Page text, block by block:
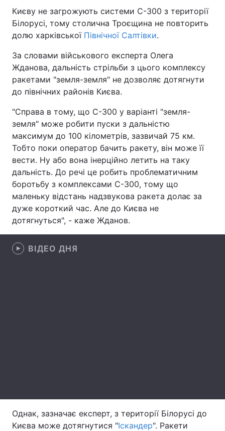
Економіка
Спорт Наука
Техно і зв'язок Лайт
Зброя Інциденти
Здоров'я Туризм
Цікавинки Погода
Екологія Регіони
Лонгріди
Відео з Youtube Статті
Інтерв'ю Думки
Архів
Тема оформлення
Києву не загрожують системи С-300 з території
Білорусі, тому столична Троєщина не повторить
долю харківської Північної Салтівки.
За словами військового експерта Олега
Жданова, дальність стрільби з цього комплексу
ракетами "земля-земля" не дозволяє дотягнути
до північних районів Києва.
"Справа в тому, що С-300 у варіанті "земля-
земля" може робити пуски з дальністю
максимум до 100 кілометрів, зазвичай 75 км.
Тобто поки оператор бачить ракету, він може її
вести. Ну або вона інерційно летить на таку
дальність. До речі це робить проблематичним
боротьбу з комплексами С-300, тому що
маленьку відстань надзвукова ракета долає за
дуже короткий час. Але до Києва не
дотягнуться", - каже Жданов.
ВІДЕО ДНЯ
Однак, зазначає експерт, з території Білорусі до
Києва може дотягнутися "Іскандер". Ракети